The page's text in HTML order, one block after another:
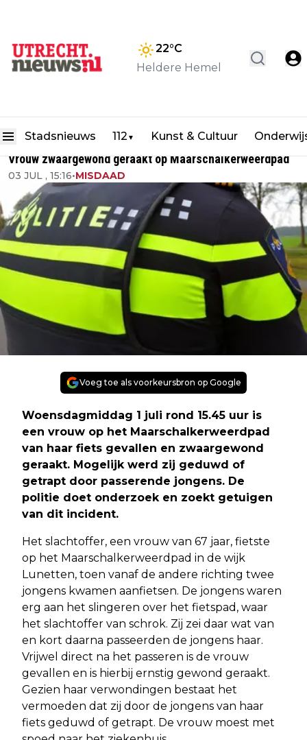
22°C
Heldere Hemel
Stadsnieuws 112 ▼ Kunst & Cultuur
Vrouw zwaargewond geraakt op Maarschalkerweerdpad
03 JUL , 15:16•MISDAAD
Voeg toe als voorkeursbron op Google
Woensdagmiddag 1 juli rond 15.45 uur is
een vrouw op het Maarschalkerweerdpad
van haar fiets gevallen en zwaargewond
geraakt. Mogelijk werd zij geduwd of
getrapt door passerende jongens. De
politie doet onderzoek en zoekt getuigen
van dit incident.
Het slachtoffer, een vrouw van 67 jaar, fietste
op het Maarschalkerweerdpad in de wijk
Lunetten, toen vanaf de andere richting twee
jongens kwamen aanfietsen. De jongens waren
erg aan het slingeren over het fietspad, waar
het slachtoffer van schrok. Zij zei daar wat van
en kort daarna passeerden de jongens haar.
Vrijwel direct na het passeren is de vrouw
gevallen en is hierbij ernstig gewond geraakt.
Gezien haar verwondingen bestaat het
vermoeden dat zij door de jongens van haar
fiets geduwd of getrapt. De vrouw moest met